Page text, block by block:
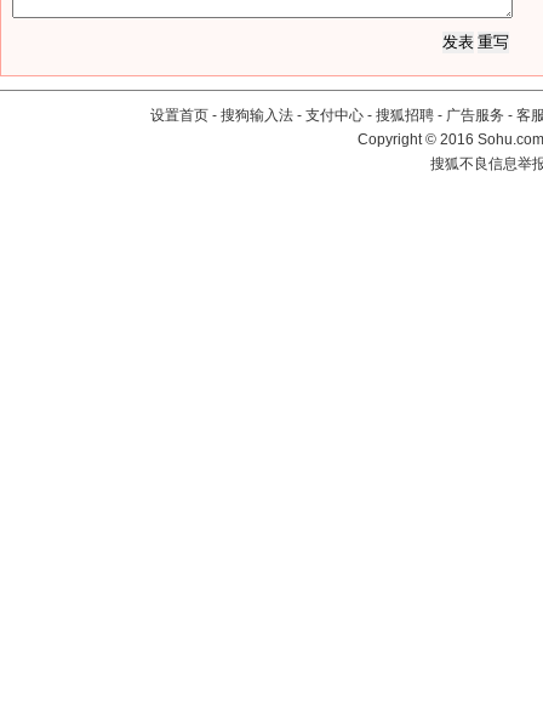
设置首页 - 搜狗输入法 - 支付中心 - 搜狐招聘 - 广告服务 - 客
Copyright©2016
搜狐不良信息举